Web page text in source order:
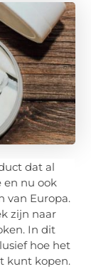
dat al
en nu ook
van Europa.
zijn naar
In dit
hoe het
kunt kopen.